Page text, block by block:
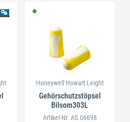
Honeywell Howart Leight
Gehörschutzstöpsel
Bilsom303L
Artikel-Nr. AS.06698